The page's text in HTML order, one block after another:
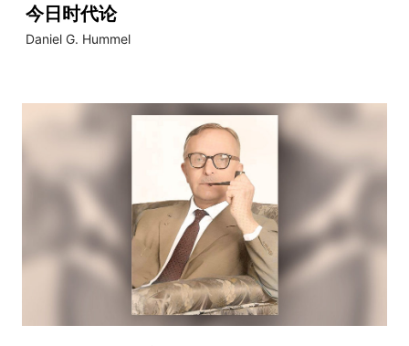
今日时代论
Daniel G. Hummel